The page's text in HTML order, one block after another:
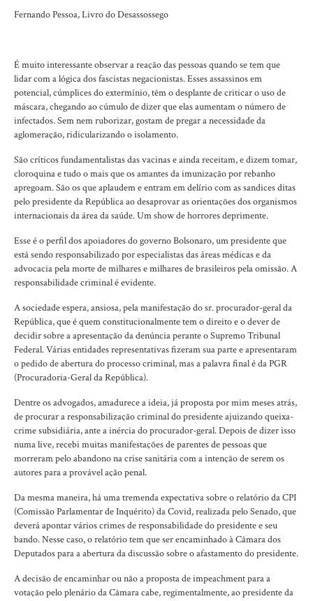
Fernando Pessoa, Livro do Desassossego
É muito interessante observar a reação das pessoas quando se tem que
lidar com a lógica dos fascistas negacionistas. Esses assassinos em
potencial, cúmplices do extermínio, têm o desplante de criticar o uso de
máscara, chegando ao cúmulo de dizer que elas aumentam o número de
infectados. Sem nem ruborizar, gostam de pregar a necessidade da
aglomeração, ridicularizando o isolamento.
São críticos fundamentalistas das vacinas e ainda receitam, e dizem tomar,
cloroquina e tudo o mais que os amantes da imunização por rebanho
apregoam. São os que aplaudem e entram em delírio com as sandices ditas
pelo presidente da República ao desaprovar as orientações dos organismos
internacionais da área da saúde. Um show de horrores deprimente.
Esse é o perfil dos apoiadores do governo Bolsonaro, um presidente que
está sendo responsabilizado por especialistas das áreas médicas e da
advocacia pela morte de milhares e milhares de brasileiros pela omissão. A
responsabilidade criminal é evidente.
A sociedade espera, ansiosa, pela manifestação do sr. procurador-geral da
República, que é quem constitucionalmente tem o direito e o dever de
decidir sobre a apresentação da denúncia perante o Supremo Tribunal
Federal. Várias entidades representativas fizeram sua parte e apresentaram
o pedido de abertura do processo criminal, mas a palavra final é da PGR
(Procuradoria-Geral da República).
Dentre os advogados, amadurece a ideia, já proposta por mim meses atrás,
de procurar a responsabilização criminal do presidente ajuizando queixa-
crime subsidiária, ante a inércia do procurador-geral. Depois de dizer isso
numa live, recebi muitas manifestações de parentes de pessoas que
morreram pelo abandono na crise sanitária com a intenção de serem os
autores para a provável ação penal.
Da mesma maneira, há uma tremenda expectativa sobre o relatório da CPI
(Comissão Parlamentar de Inquérito) da Covid, realizada pelo Senado, que
deverá apontar vários crimes de responsabilidade do presidente e seu
bando. Nesse caso, o relatório tem que ser encaminhado à Câmara dos
Deputados para a abertura da discussão sobre o afastamento do presidente.
A decisão de encaminhar ou não a proposta de impeachment para a
votação pelo plenário da Câmara cabe, regimentalmente, ao presidente da